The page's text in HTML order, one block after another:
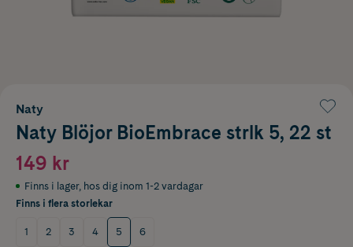
Naty
Naty Blöjor BioEmbrace strlk 5, 22 st
149 kr
Finns i lager, hos dig inom 1-2 vardagar
Finns i flera storlekar
1 2 3 4 5 6